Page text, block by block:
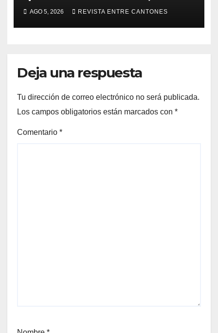
hoteles y plataformas de viaje
AGO 5, 2026 REVISTA ENTRE CANTONES
Deja una respuesta
Tu dirección de correo electrónico no será publicada.
Los campos obligatorios están marcados con *
Comentario *